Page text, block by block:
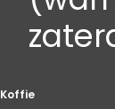
Koffie